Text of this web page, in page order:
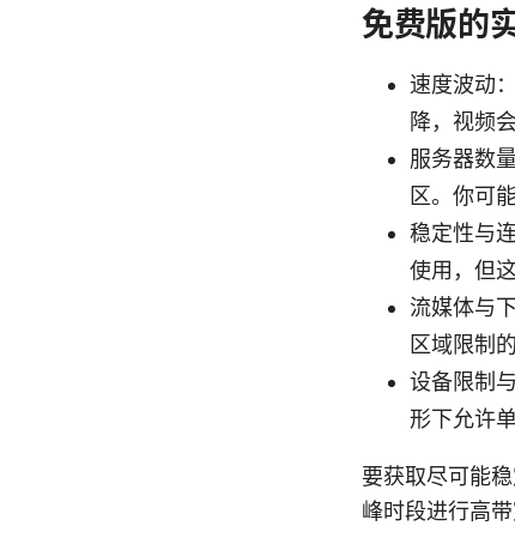
免费版的
速度波动
降，视频
服务器数
区。你可
稳定性与
使用，但
流媒体与
区域限制
设备限制
形下允许
要获取尽可能
峰时段进行高